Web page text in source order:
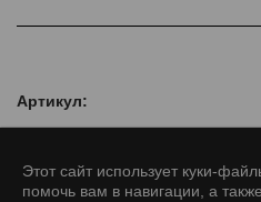
Артикул:
Этот сайт использует куки-
помочь вам в навигации, а